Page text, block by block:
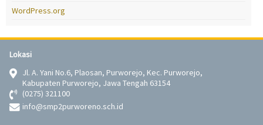
WordPress.org
Lokasi
Jl. A. Yani No.6, Plaosan, Purworejo, Kec. Purworejo,
Kabupaten Purworejo, Jawa Tengah 63154
(0275) 321100
info@smp2purworeno.sch.id